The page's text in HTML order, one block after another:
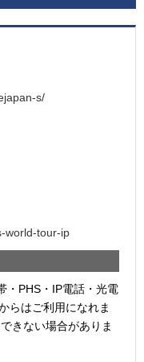
s/
world-tour-ip
・PHS・IP電話・光電
らはご利用になれま
きない場合がありま